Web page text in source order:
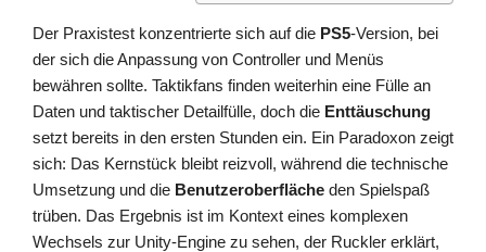
Der Praxistest konzentrierte sich auf die PS5-Version, bei
der sich die Anpassung von Controller und Menüs
bewähren sollte. Taktikfans finden weiterhin eine Fülle an
Daten und taktischer Detailfülle, doch die Enttäuschung
setzt bereits in den ersten Stunden ein. Ein Paradoxon zeigt
sich: Das Kernstück bleibt reizvoll, während die technische
Umsetzung und die Benutzeroberfläche den Spielspaß
trüben. Das Ergebnis ist im Kontext eines komplexen
Wechsels zur Unity-Engine zu sehen, der Ruckler erklärt,